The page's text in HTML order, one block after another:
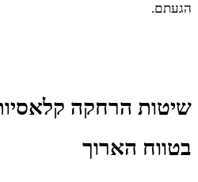
הגעתם.
שיטות הרחקה
בטווח הארוך